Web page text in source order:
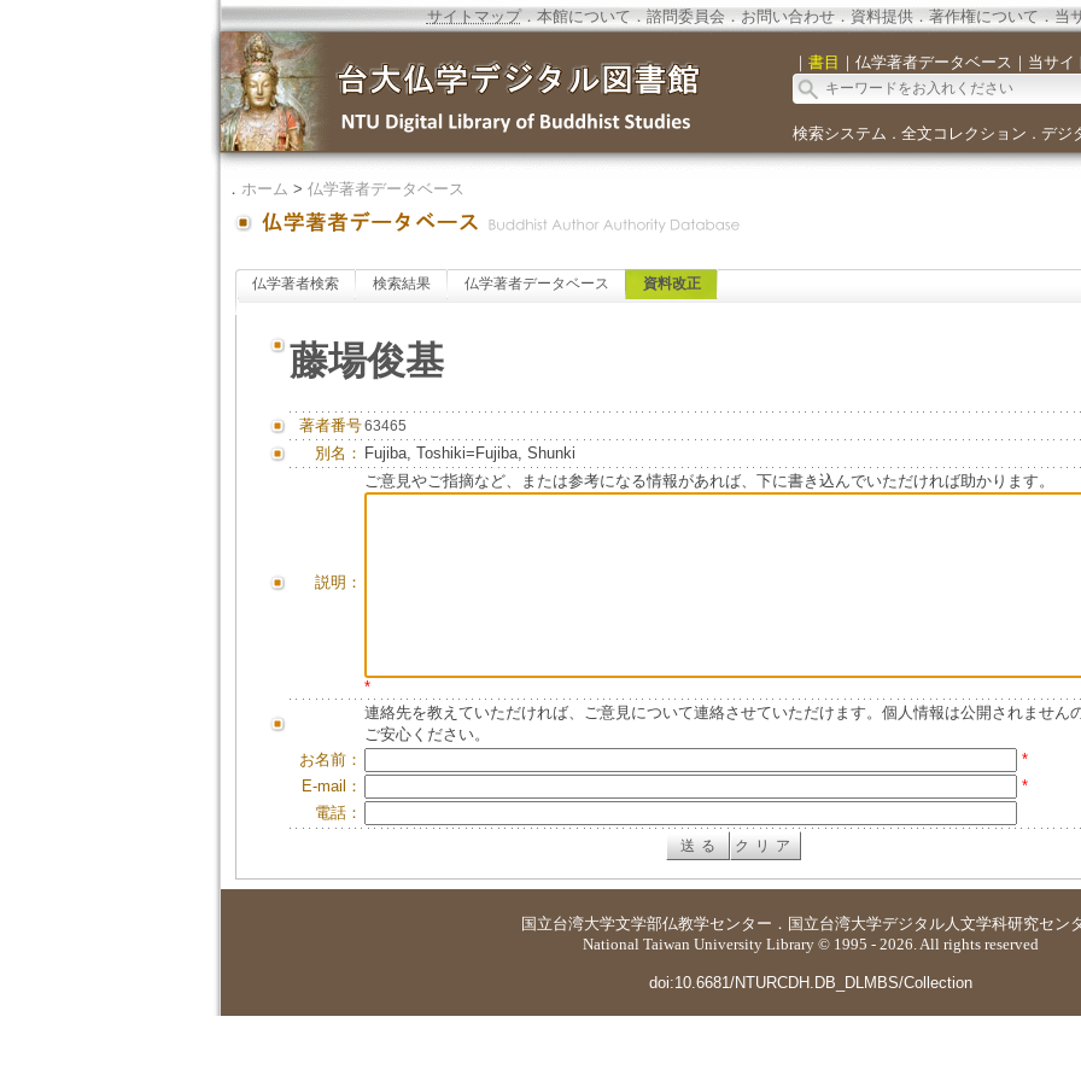
サイトマップ．本館について．諮問委員会． お問い合わせ． 資料提供．著作権について．当
｜ 書目 ｜ 仏学著者データベース ｜ 当サイ
検索システム ． 全文コレクション ． デジ
． ホーム > 仏学著者データベース
仏学著者検索 検索結果 仏学著者データベース 資料改正
藤場俊基
著者番号63465
別名： Fujiba, Toshiki=Fujiba, Shunki
説明：
ご意見やご指摘など、または参考になる情報があれば、下に書き込んでいただければ助かります。
*
連絡先を教えていただければ、ご意見について連絡させていただけます。個人情報は公開されません
ご安心ください。
お名前：
*
E-mail：
*
電話：
国立台湾大学文学部仏教学センター ． 国立台湾大学デジタル人文学科研究セン
National Taiwan University Library © 1995 - 2026. All rights reserved
doi:10.6681/NTURCDH.DB_DLMBS/Collection